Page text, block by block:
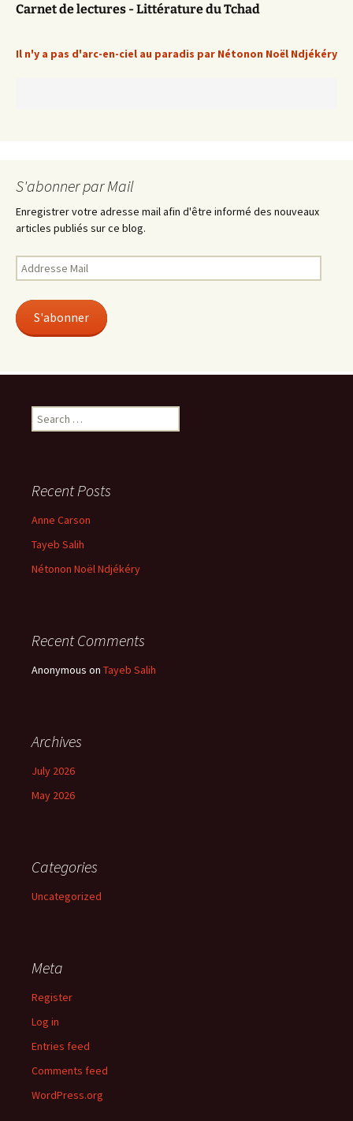
Carnet de lectures - Littérature du Tchad
Il n'y a pas d'arc-en-ciel au paradis par Nétonon Noël Ndjékéry
S'abonner par Mail
Enregistrer votre adresse mail afin d'être informé des nouveaux
articles publiés sur ce blog.
Addresse
Mail
S'abonner
Search
for:
Recent Posts
Anne Carson
Tayeb Salih
Nétonon Noël Ndjékéry
Recent Comments
Anonymous on Tayeb Salih
Archives
July 2026
May 2026
Categories
Uncategorized
Meta
Register
Log in
Entries feed
Comments feed
WordPress.org